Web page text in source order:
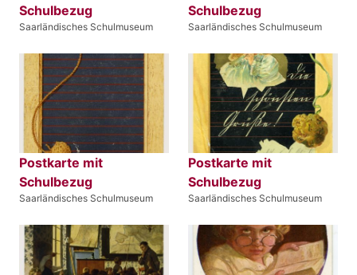
Schulbezug
Saarländisches Schulmuseum
Schulbezug
Saarländisches Schulmuseum
Postkarte mit
Schulbezug
Saarländisches Schulmuseum
Postkarte mit
Schulbezug
Saarländisches Schulmuseum